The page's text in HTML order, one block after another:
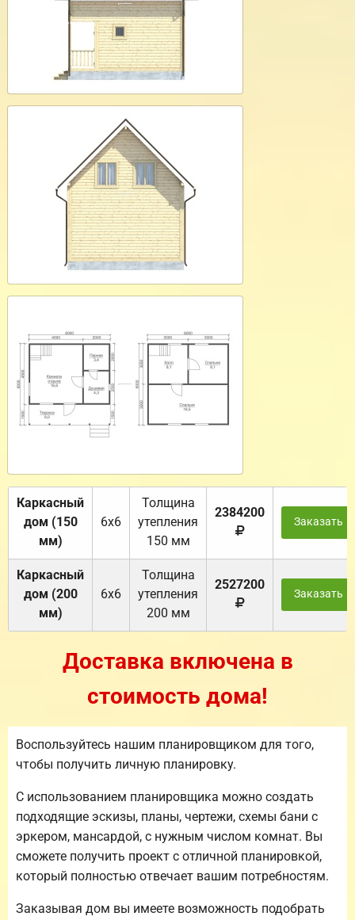
Каркасный
дом (150
мм)
6х6
Толщина
утепления
150 мм
2384200
Заказать
Каркасный
дом (200
мм)
6х6
Толщина
утепления
200 мм
2527200
Заказать
Доставка включена в
стоимость дома!
Воспользуйтесь нашим планировщиком для того,
чтобы получить личную планировку.
С использованием планировщика можно создать
подходящие эскизы, планы, чертежи, схемы бани с
эркером, мансардой, с нужным числом комнат. Вы
сможете получить проект с отличной планировкой,
который полностью отвечает вашим потребностям.
Заказывая дом вы имеете возможность подобрать